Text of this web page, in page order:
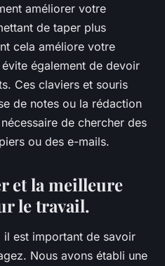
améliorer votre
de taper plus
cela améliore votre
également de devoir
Ces claviers et souris
de notes ou la rédaction
de chercher des
ou des e-mails.
et la meilleure
le travail.
est important de savoir
Nous avons établi une